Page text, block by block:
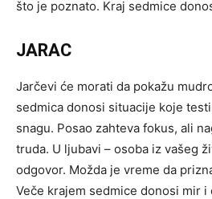
što je poznato. Kraj sedmice
JARAC
Jarčevi će morati da pokažu
sedmica donosi situacije koje
snagu. Posao zahteva fokus, ali
truda. U ljubavi – osoba iz vašeg
odgovor. Možda je vreme da
Veče krajem sedmice donosi mir i